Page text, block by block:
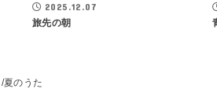
2025.12.07
旅先の朝
夏のうた